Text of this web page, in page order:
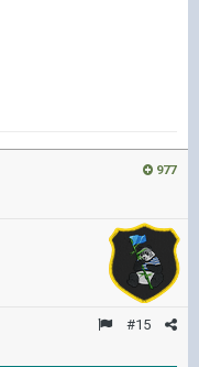
977
#15